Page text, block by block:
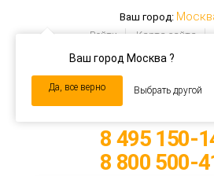
Ваш город:
Ваш город Москва ?
Да, все верно Выбрать другой
Войти Карта сайта
navigation
8 495 150-
8 800 500-